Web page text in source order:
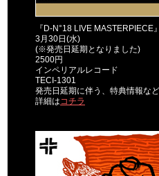
『D-N°18 LIVE MASTERPIECE』
3月30日(水)
(※発売日延期となりました)
2500円
インペリアルレコード
TECI-1301
発売日延期に伴う、特典情報な
詳細はコチラ